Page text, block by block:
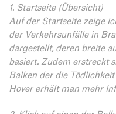
1. Startseite (Übersicht)
Auf der Startseite zeige
der Verkehrsunfälle in
dargestellt, deren breite
basiert. Zudem erstreckt
Balken der die
Hover erhält man mehr